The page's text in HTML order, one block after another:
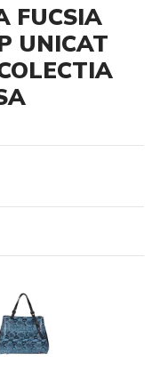
FUCSIA
UNICAT